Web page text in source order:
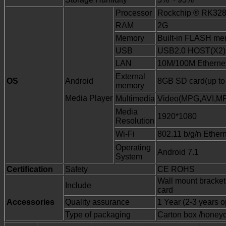
OS
Android
Media Player
Processor
Rockchip ®
RAM
2G
Memory
Built-in FLASH
USB
USB2.0 HOST(X2)
LAN
10M/100M
External
memory
8GB SD card(up
Multimedia
Media
Resolution
1920*1080
Wi-Fi
802.11 b/g/n
Operating
System
Android 7.1
Certification
Safety CE ROHS
Accessories
Include
Wall mount
card
Quality assurance
1 Year (2-3 years
Type of packaging
Carton box /